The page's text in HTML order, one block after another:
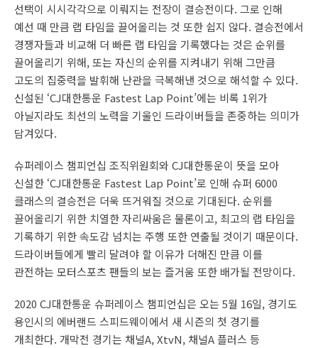
선택이 시시각각으로 이뤄지는 전장이 결승전이다. 그로 인해
예선 때 만큼 랩 타임을 끌어올리는 것 또한 쉽지 않다. 결승전에서
경쟁자들과 비교해 더 빠른 랩 타임을 기록했다는 것은 순위를
끌어올리기 위해, 또는 자신의 순위를 지켜내기 위해 그만큼
고도의 집중력을 발휘해 난관을 극복해낸 것으로 해석할 수 있다.
신설된 ‘CJ대한통운 Fastest Lap Point’에는 비록 1위가
아닐지라도 최선의 노력을 기울인 드라이버들을 존중하는 의미가
담겨있다.
슈퍼레이스 챔피언십 조직위원회와 CJ대한통운이 뜻을 모아
신설한 ‘CJ대한통운 Fastest Lap Point’로 인해 슈퍼 6000
클래스의 결승전은 더욱 뜨거워질 것으로 기대된다. 순위를
끌어올리기 위한 치열한 자리싸움은 물론이고, 최고의 랩 타임을
기록하기 위한 속도감 넘치는 주행 또한 연출될 것이기 때문이다.
드라이버들에게 빨리 달려야 할 이유가 더해진 만큼 이를
관전하는 모터스포츠 팬들의 보는 즐거움 또한 배가될 전망이다.
2020 CJ대한통운 슈퍼레이스 챔피언십은 오는 5월 16일, 경기도
용인시의 에버랜드 스피드웨이에서 새 시즌의 첫 경기를
개최한다. 개막전 경기는 채널A, XtvN, 채널A 플러스 등